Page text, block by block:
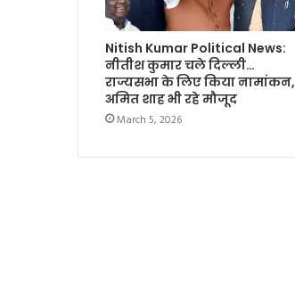
Nitish Kumar Political News:
नीतीश कुमार चले दिल्ली…
राज्यसभा के लिए किया नामांकन,
अमित शाह भी रहे मौजूद
March 5, 2026